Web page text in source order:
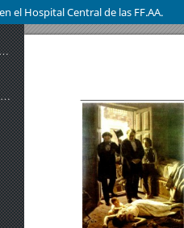
el Hospital Central de las FF.AA.